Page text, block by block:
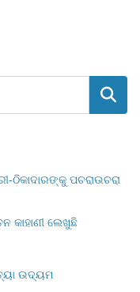
Search
ଠିକାଦାରଙ୍କୁ ପଚରାଉଚରା
କାହାଣୀ ଲେଖୁଛି
ଉଦ୍ୟମ